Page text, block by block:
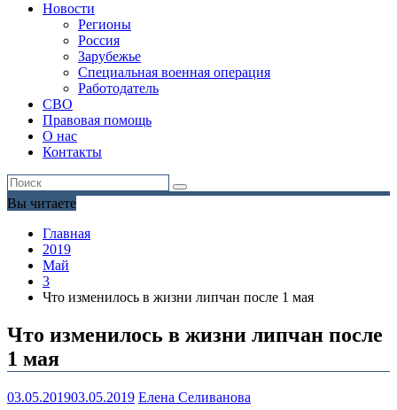
Новости
Регионы
Россия
Зарубежье
Специальная военная операция
Работодатель
СВО
Правовая помощь
О нас
Контакты
Вы читаете
Главная
2019
Май
3
Что изменилось в жизни липчан после 1 мая
Что изменилось в жизни липчан после
1 мая
03.05.201903.05.2019 Елена Селиванова